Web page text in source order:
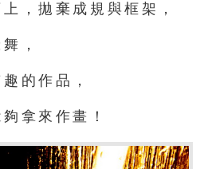
，拋棄成規與框架，
，
的作品，
拿來作畫！